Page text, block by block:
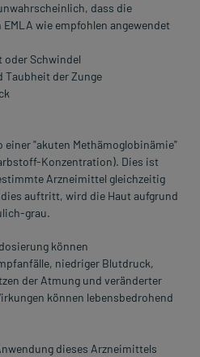
dass die
wie empfohlen angewendet
oder Schwindel
Taubheit der Zunge
einer "akuten Methämoglobinämie"
Konzentration). Dies ist
Arzneimittel gleichzeitig
auftritt, wird die Haut aufgrund
grau.
können
niedriger Blutdruck,
der Atmung und veränderter
können lebensbedrohend
dieses Arzneimittels